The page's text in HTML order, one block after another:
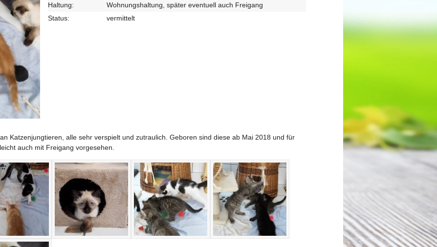
Haltung:
Wohnungshaltung, später eventuell auch Freigang
Status:
vermittelt
Katzenjungtieren, alle sehr verspielt und zutraulich. Geboren sind diese ab Mai 2018 und für
auch mit Freigang vorgesehen.